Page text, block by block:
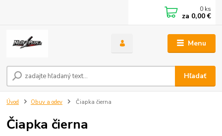
Menu
Hľadať
0 ks
za 0,00 €
Úvod Obuv a odev Čiapka čierna
Čiapka čierna